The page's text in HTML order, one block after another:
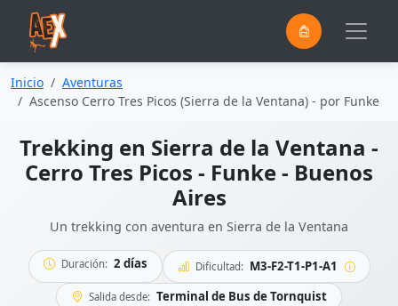
Inicio
Aventuras
Ascenso Cerro Tres Picos (Sierra de la Ventana) - por Funke
Trekking en Sierra de la Ventana -
Cerro Tres Picos - Funke - Buenos
Aires
Un trekking con aventura en Sierra de la Ventana
Duración: 2 días Dificultad: M3-F2-T1-P1-A1
Salida desde: Terminal de Bus de Tornquist